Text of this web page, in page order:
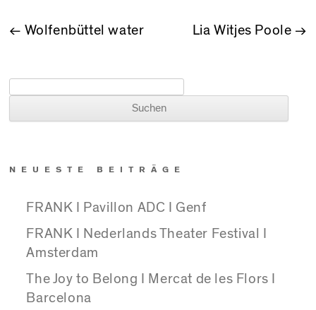
BEITRAGSNAVIGATION
← Wolfenbüttel water Lia Witjes Poole →
NEUESTE BEITRÄGE
FRANK I Pavillon ADC I Genf
FRANK I Nederlands Theater Festival I
Amsterdam
The Joy to Belong I Mercat de les Flors I
Barcelona